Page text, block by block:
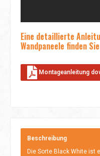
Eine detaillierte
Wandpaneele finden
Montageanleitung
Beschreibung
Die Sorte Black White ist